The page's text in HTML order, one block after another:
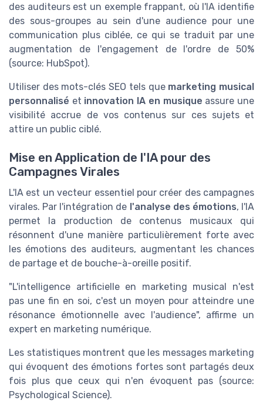
des auditeurs est un exemple frappant, où l'IA identifie
des sous-groupes au sein d'une audience pour une
communication plus ciblée, ce qui se traduit par une
augmentation de l'engagement de l'ordre de 50%
(source: HubSpot).
Utiliser des mots-clés SEO tels que marketing musical
personnalisé et innovation IA en musique assure une
visibilité accrue de vos contenus sur ces sujets et
attire un public ciblé.
Mise en Application de l'IA pour des
Campagnes Virales
L'IA est un vecteur essentiel pour créer des campagnes
virales. Par l'intégration de l'analyse des émotions, l'IA
permet la production de contenus musicaux qui
résonnent d'une manière particulièrement forte avec
les émotions des auditeurs, augmentant les chances
de partage et de bouche-à-oreille positif.
"L'intelligence artificielle en marketing musical n'est
pas une fin en soi, c'est un moyen pour atteindre une
résonance émotionnelle avec l'audience", affirme un
expert en marketing numérique.
Les statistiques montrent que les messages marketing
qui évoquent des émotions fortes sont partagés deux
fois plus que ceux qui n'en évoquent pas (source:
Psychological Science).